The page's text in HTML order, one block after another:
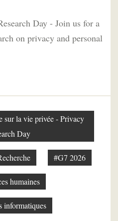
Day - Join us for a
on privacy and personal
sur la vie privée - Privacy
Day
#G7 2026
humaines
informatiques